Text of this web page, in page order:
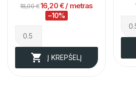
18,00 €16,20 € / metras
−10%
 Į KREPŠELĮ